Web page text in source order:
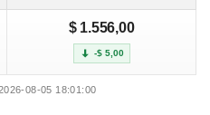
$ 1.556,00
-$ 5,00
08-05 18:01:00